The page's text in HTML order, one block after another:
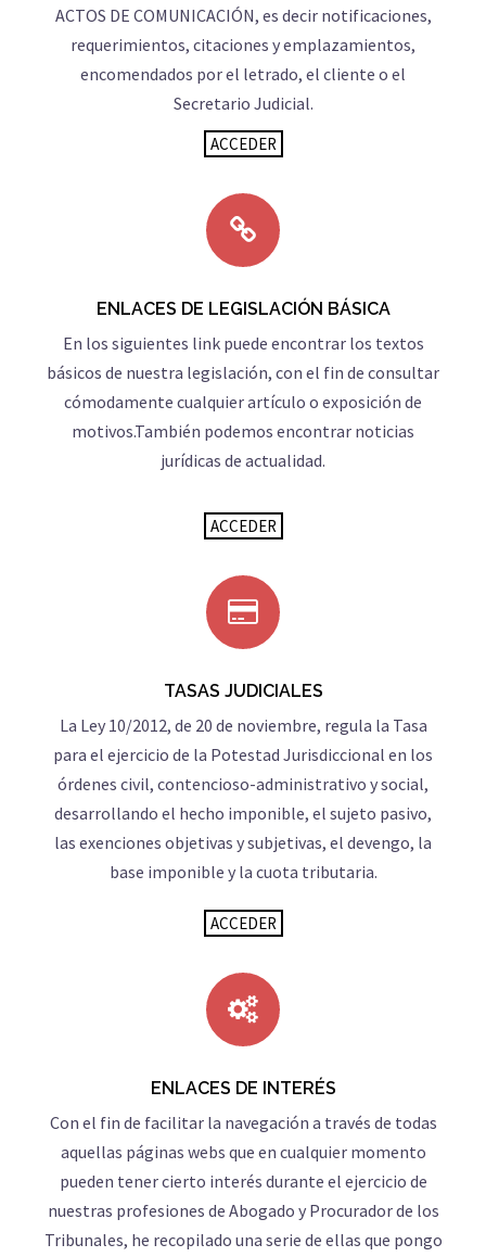
ACTOS DE COMUNICACIÓN, es decir notificaciones,
requerimientos, citaciones y emplazamientos,
encomendados por el letrado, el cliente o el
Secretario Judicial.
ACCEDER
ENLACES DE LEGISLACIÓN BÁSICA
En los siguientes link puede encontrar los textos
básicos de nuestra legislación, con el fin de consultar
cómodamente cualquier artículo o exposición de
motivos.También podemos encontrar noticias
jurídicas de actualidad.
ACCEDER
TASAS JUDICIALES
La Ley 10/2012, de 20 de noviembre, regula la Tasa
para el ejercicio de la Potestad Jurisdiccional en los
órdenes civil, contencioso-administrativo y social,
desarrollando el hecho imponible, el sujeto pasivo,
las exenciones objetivas y subjetivas, el devengo, la
base imponible y la cuota tributaria.
ACCEDER
ENLACES DE INTERÉS
Con el fin de facilitar la navegación a través de todas
aquellas páginas webs que en cualquier momento
pueden tener cierto interés durante el ejercicio de
nuestras profesiones de Abogado y Procurador de los
Tribunales, he recopilado una serie de ellas que pongo